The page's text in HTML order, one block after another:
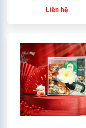
Liên hệ